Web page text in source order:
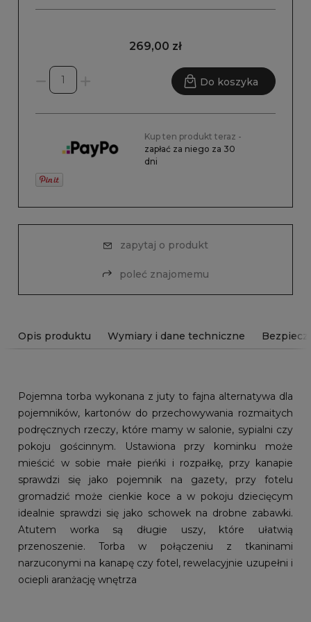
269,00 zł
Do koszyka
Kup ten produkt teraz -
zapłać za niego za 30
dni
zapytaj o produkt
poleć znajomemu
Opis produktu Wymiary i dane techniczne
Pojemna torba wykonana z juty to fajna alternatywa dla
pojemników, kartonów do przechowywania rozmaitych
podręcznych rzeczy, które mamy w salonie, sypialni czy
pokoju gościnnym. Ustawiona przy kominku może
mieścić w sobie małe pieńki i rozpałkę, przy kanapie
sprawdzi się jako pojemnik na gazety, przy fotelu
gromadzić może cienkie koce a w pokoju dziecięcym
idealnie sprawdzi się jako schowek na drobne zabawki.
Atutem worka są długie uszy, które ułatwią
przenoszenie. Torba w połączeniu z tkaninami
narzuconymi na kanapę czy fotel, rewelacyjnie uzupełni i
ociepli aranżację wnętrza